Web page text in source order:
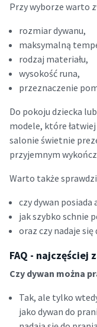
Przy wyborze warto
rozmiar dywanu,
maksymalną
rodzaj materiału,
wysokość runa,
przeznaczenie
Do pokoju dziecka
modele, które
salonie świetnie
przyjemnym
Warto także
czy dywan
jak szybko schnie
oraz czy nadaje
FAQ - najczęściej
Czy dywan można
Tak, ale tylko
jako dywan do